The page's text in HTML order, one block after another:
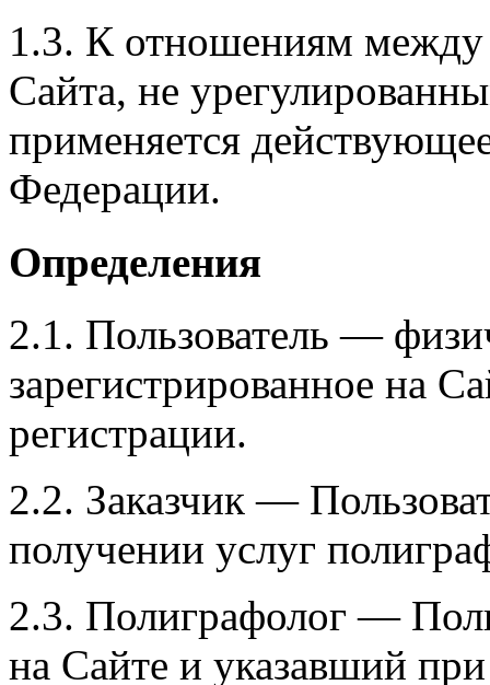
1.3. К отношениям между
Сайта, не
применяется
Федерации.
Определения
2.1. Пользователь —
зарегистрированное на
регистрации.
2.2. Заказчик —
получении услуг
2.3. Полиграфолог —
на Сайте и указавший